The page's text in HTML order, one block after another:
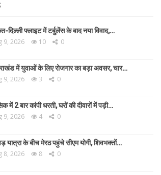
दिल्ली फ्लाइट में टर्बुलेंस के बाद नया विवाद,…
9, 2026 10 0
में युवाओं के लिए रोजगार का बड़ा अवसर, चार…
9, 2026 3 0
में 2 बार कांपी धरती, घरों की दीवारों में पड़ी…
9, 2026 4 0
यात्रा के बीच मेरठ पहुंचे सीएम योगी, शिवभक्तों…
8, 2026 8 0